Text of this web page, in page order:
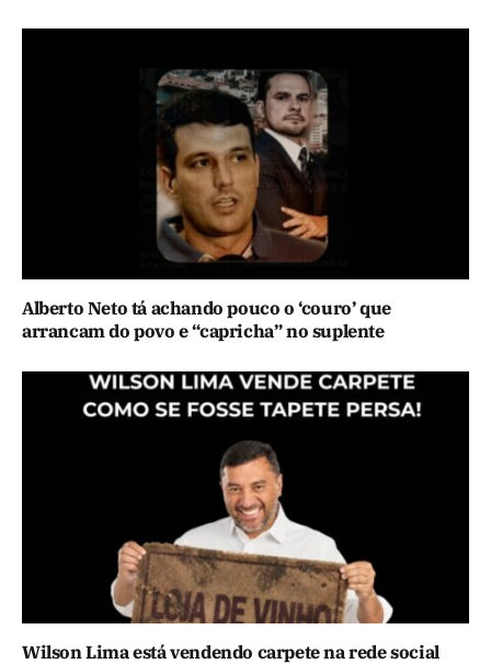
Alberto Neto tá achando pouco o ‘couro’ que
arrancam do povo e “capricha” no suplente
Wilson Lima está vendendo carpete na rede social